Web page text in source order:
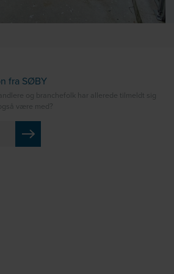
fra SØBY
og branchefolk har allerede tilmeldt sig
være med?